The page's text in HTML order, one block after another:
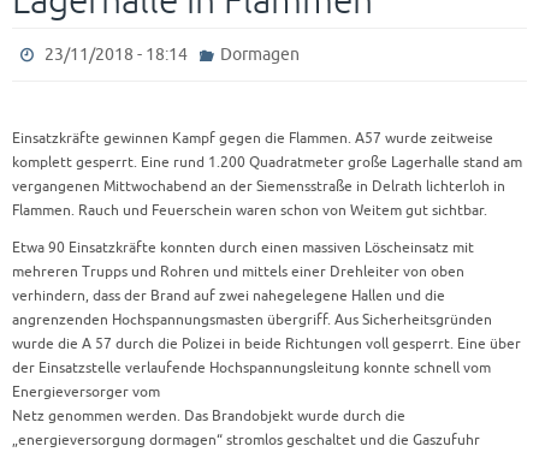
23/11/2018 - 18:14 Dormagen
Einsatzkräfte gewinnen Kampf gegen die Flammen. A57 wurde zeitweise
komplett gesperrt. Eine rund 1.200 Quadratmeter große Lagerhalle stand am
vergangenen Mittwochabend an der Siemensstraße in Delrath lichterloh in
Flammen. Rauch und Feuerschein waren schon von Weitem gut sichtbar.
Etwa 90 Einsatzkräfte konnten durch einen massiven Löscheinsatz mit
mehreren Trupps und Rohren und mittels einer Drehleiter von oben
verhindern, dass der Brand auf zwei nahegelegene Hallen und die
angrenzenden Hochspannungsmasten übergriff. Aus Sicherheitsgründen
wurde die A 57 durch die Polizei in beide Richtungen voll gesperrt. Eine über
der Einsatzstelle verlaufende Hochspannungsleitung konnte schnell vom
Energieversorger vom
Netz genommen werden. Das Brandobjekt wurde durch die
„energieversorgung dormagen“ stromlos geschaltet und die Gaszufuhr